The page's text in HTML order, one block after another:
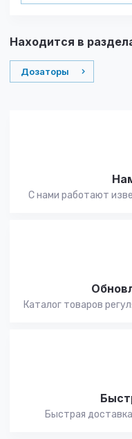
Находится в
Дозаторы
С нами работают
Каталог товаров
Быстрая